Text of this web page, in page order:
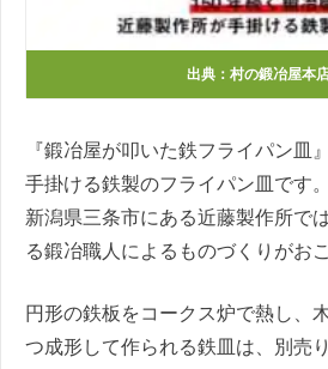
出典： 村の鍛冶屋本
『鍛冶屋が叩いた鉄フライパン皿
手掛ける鉄製のフライパン皿です。
新潟県三条市にある近藤製作所で
る鍛冶職人によるものづくりがお
円形の鉄板をコークス炉で熱し、
つ成形して作られる鉄皿は、別売